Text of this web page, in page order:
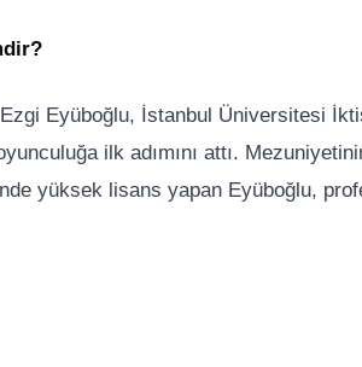
Ezgi Eyüboğlu, İstanbul Üniversitesi
ilk adımını attı.
yüksek lisans yapan Eyüboğlu,